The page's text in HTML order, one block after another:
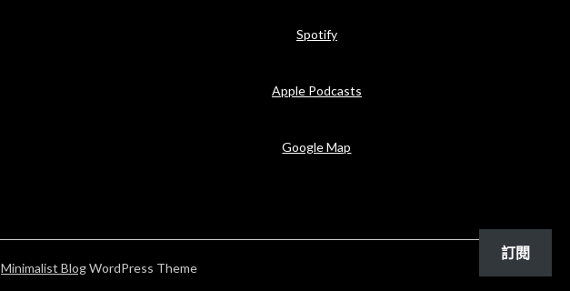
Spotify
Apple Podcasts
Google Map
Minimalist BlogWordPress Theme
訂閱